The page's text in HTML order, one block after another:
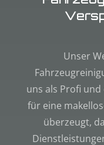
Unser
uns als Profi
für eine
überzeugt,